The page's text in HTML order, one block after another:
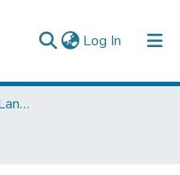
Log In (current)
College of Humanities, Language Studies, Journalism & Communication